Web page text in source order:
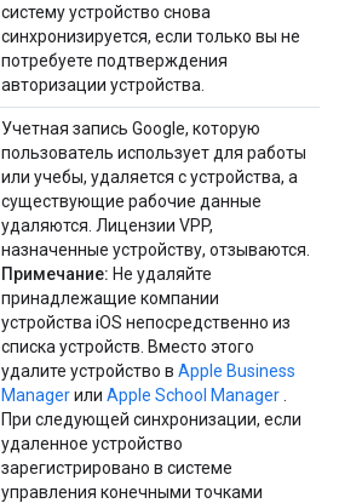
систему устройство снова
синхронизируется, если только вы не
потребуете подтверждения
авторизации устройства.
Учетная запись Google, которую
пользователь использует для работы
или учебы, удаляется с устройства, а
существующие рабочие данные
удаляются. Лицензии VPP,
назначенные устройству, отзываются.
Примечание: Не удаляйте
принадлежащие компании
устройства iOS непосредственно из
списка устройств. Вместо этого
удалите устройство в Apple Business
Managerили Apple School Manager
При следующей синхронизации, если
удаленное устройство
зарегистрировано в системе
управления конечными точками